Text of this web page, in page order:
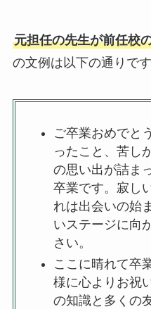
元担任の先生が前任校
の文例は以下の通りです
ご卒業おめでと
ったこと、苦し
の思い出が詰ま
卒業です。寂し
れは出会いの始
いステージに向
さい。
ここに晴れて卒
様に心よりお祝
の知識と多くの